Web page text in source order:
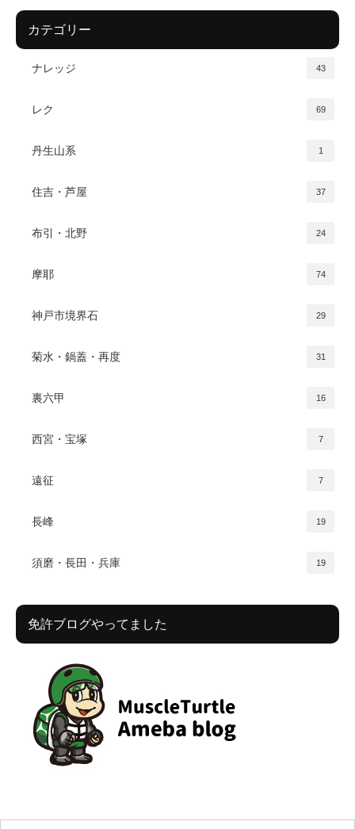
カテゴリー
ナレッジ 43
レク 69
丹生山系 1
住吉・芦屋 37
布引・北野 24
摩耶 74
神戸市境界石 29
菊水・鍋蓋・再度 31
裏六甲 16
西宮・宝塚 7
遠征 7
長峰 19
須磨・長田・兵庫 19
免許ブログやってました